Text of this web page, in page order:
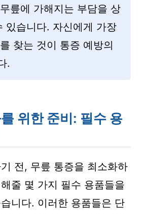
릎에 가해지는 부담을 상
있습니다. 자신에게 가장
찾는 것이 통증 예방의
.
위한 준비: 필수 용
전, 무릎 통증을 최소화하
줄 몇 가지 필수 용품들을
니다. 이러한 용품들은 단